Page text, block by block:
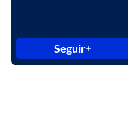
Seguir